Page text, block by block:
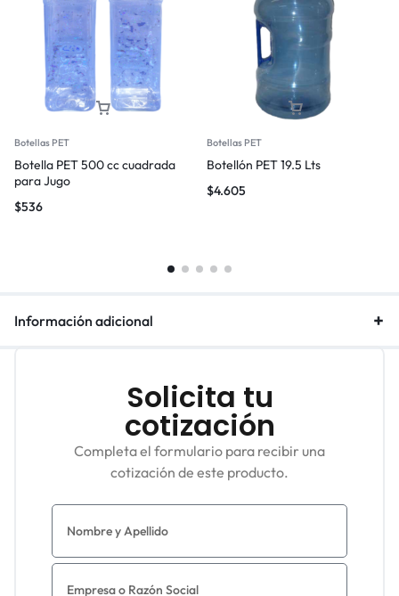
Botellas PET
Botella PET 500 cc cuadrada
para Jugo
$536
Botellas PET
Botellón PET 19.5 Lts
$4.605
Información adicional
Solicita tu
cotización
Completa el formulario para recibir una
cotización de este producto.